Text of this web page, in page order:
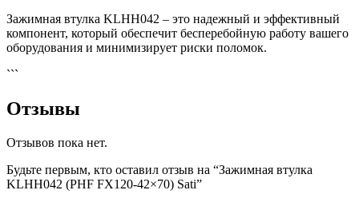
Зажимная втулка KLHH042 – это надежный и эффективный
компонент, который обеспечит бесперебойную работу вашего
оборудования и минимизирует риски поломок.
```
Отзывы
Отзывов пока нет.
Будьте первым, кто оставил отзыв на “Зажимная втулка
KLHH042 (PHF FX120-42×70) Sati”